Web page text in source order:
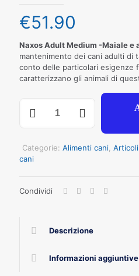
€51.90
Naxos Adult Medium -Maiale e
mantenimento dei cani adulti di
conto delle particolari esigenze
caratterizzano gli animali di
Agrumi
KG
quantità
Categorie: Alimenti cani
cani
Condividi
Descrizione
Informazioni aggiuntive